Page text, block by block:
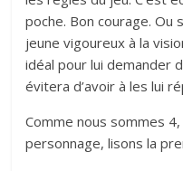
poche. Bon courage. Ou
jeune vigoureux à la
idéal pour lui demander
évitera d’avoir à les lui
Comme nous sommes
personnage, lisons la